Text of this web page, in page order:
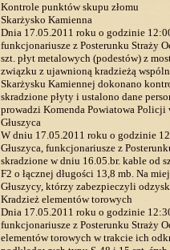
Kontrole punktów skupu złomu
Skarżysko Kamienna
Dnia 17.05.2011 roku o godzinie
funkcjonariusze z Posterunku Straży
szt. płyt metalowych (podestów) z
związku z ujawnioną kradzieżą
Skarżysku Kamiennej dokonano
skradzione płyty i ustalono dane
prowadzi Komenda Powiatowa Policji
Głuszyca
W dniu 17.05.2011 roku o godzinie
Głuszyca, funkcjonariusze z
skradzione w dniu 16.05.br. kable od
F2 o łącznej długości 13,8 mb. Na
Głuszycy, którzy zabezpieczyli
Kradzież elementów torowych
Dnia 17.05.2011 roku o godzinie
funkcjonariusze z Posterunku Straży
elementów torowych w trakcie ich